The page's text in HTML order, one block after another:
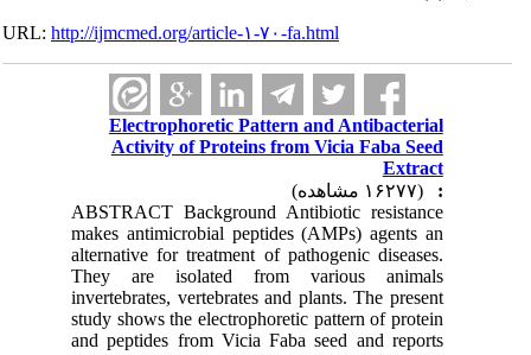
URL:http://ijmcmed.org/article-۱-۷۰-fa.html
Electrophoretic Pattern and Antibacterial
Activity of Proteins from Vicia Faba Seed
Extract
ABSTRACT Background Antibiotic resistance
makes antimicrobial peptides (AMPs) agents an
alternative for treatment of pathogenic diseases.
They are isolated from various animals
invertebrates, vertebrates and plants. The present
study shows the electrophoretic pattern of protein
and peptides from Vicia Faba seed and reports